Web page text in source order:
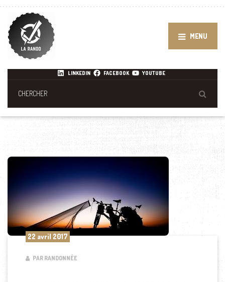
MENU
LINKEDIN FACEBOOK YOUTUBE
22 avril 2017
PAR RANDONNÉE